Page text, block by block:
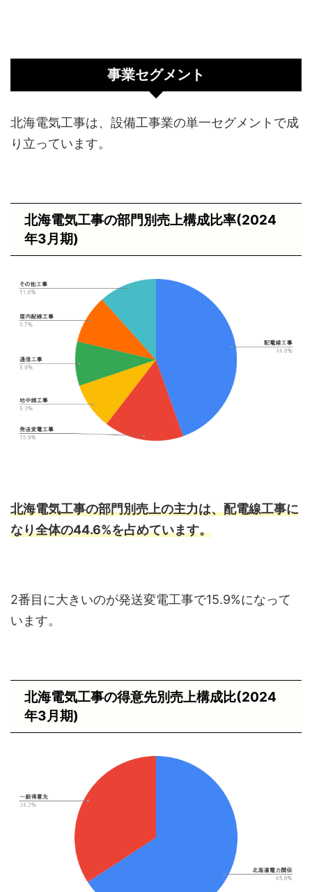
事業セグメント
北海電気工事は、設備工事業の単一セグメントで成
り立っています。
北海電気工事の部門別売上構成比率(2024
年3月期)
北海電気工事の部門別売上の主力は、配電線工事に
なり全体の44.6%を占めています。
2番目に大きいのが発送変電工事で15.9%になって
います。
北海電気工事の得意先別売上構成比(2024
年3月期)